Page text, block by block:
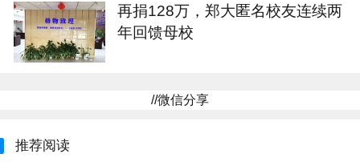
再捐128万，郑大匿名校友连续两
年回馈母校
//微信分享
推荐阅读